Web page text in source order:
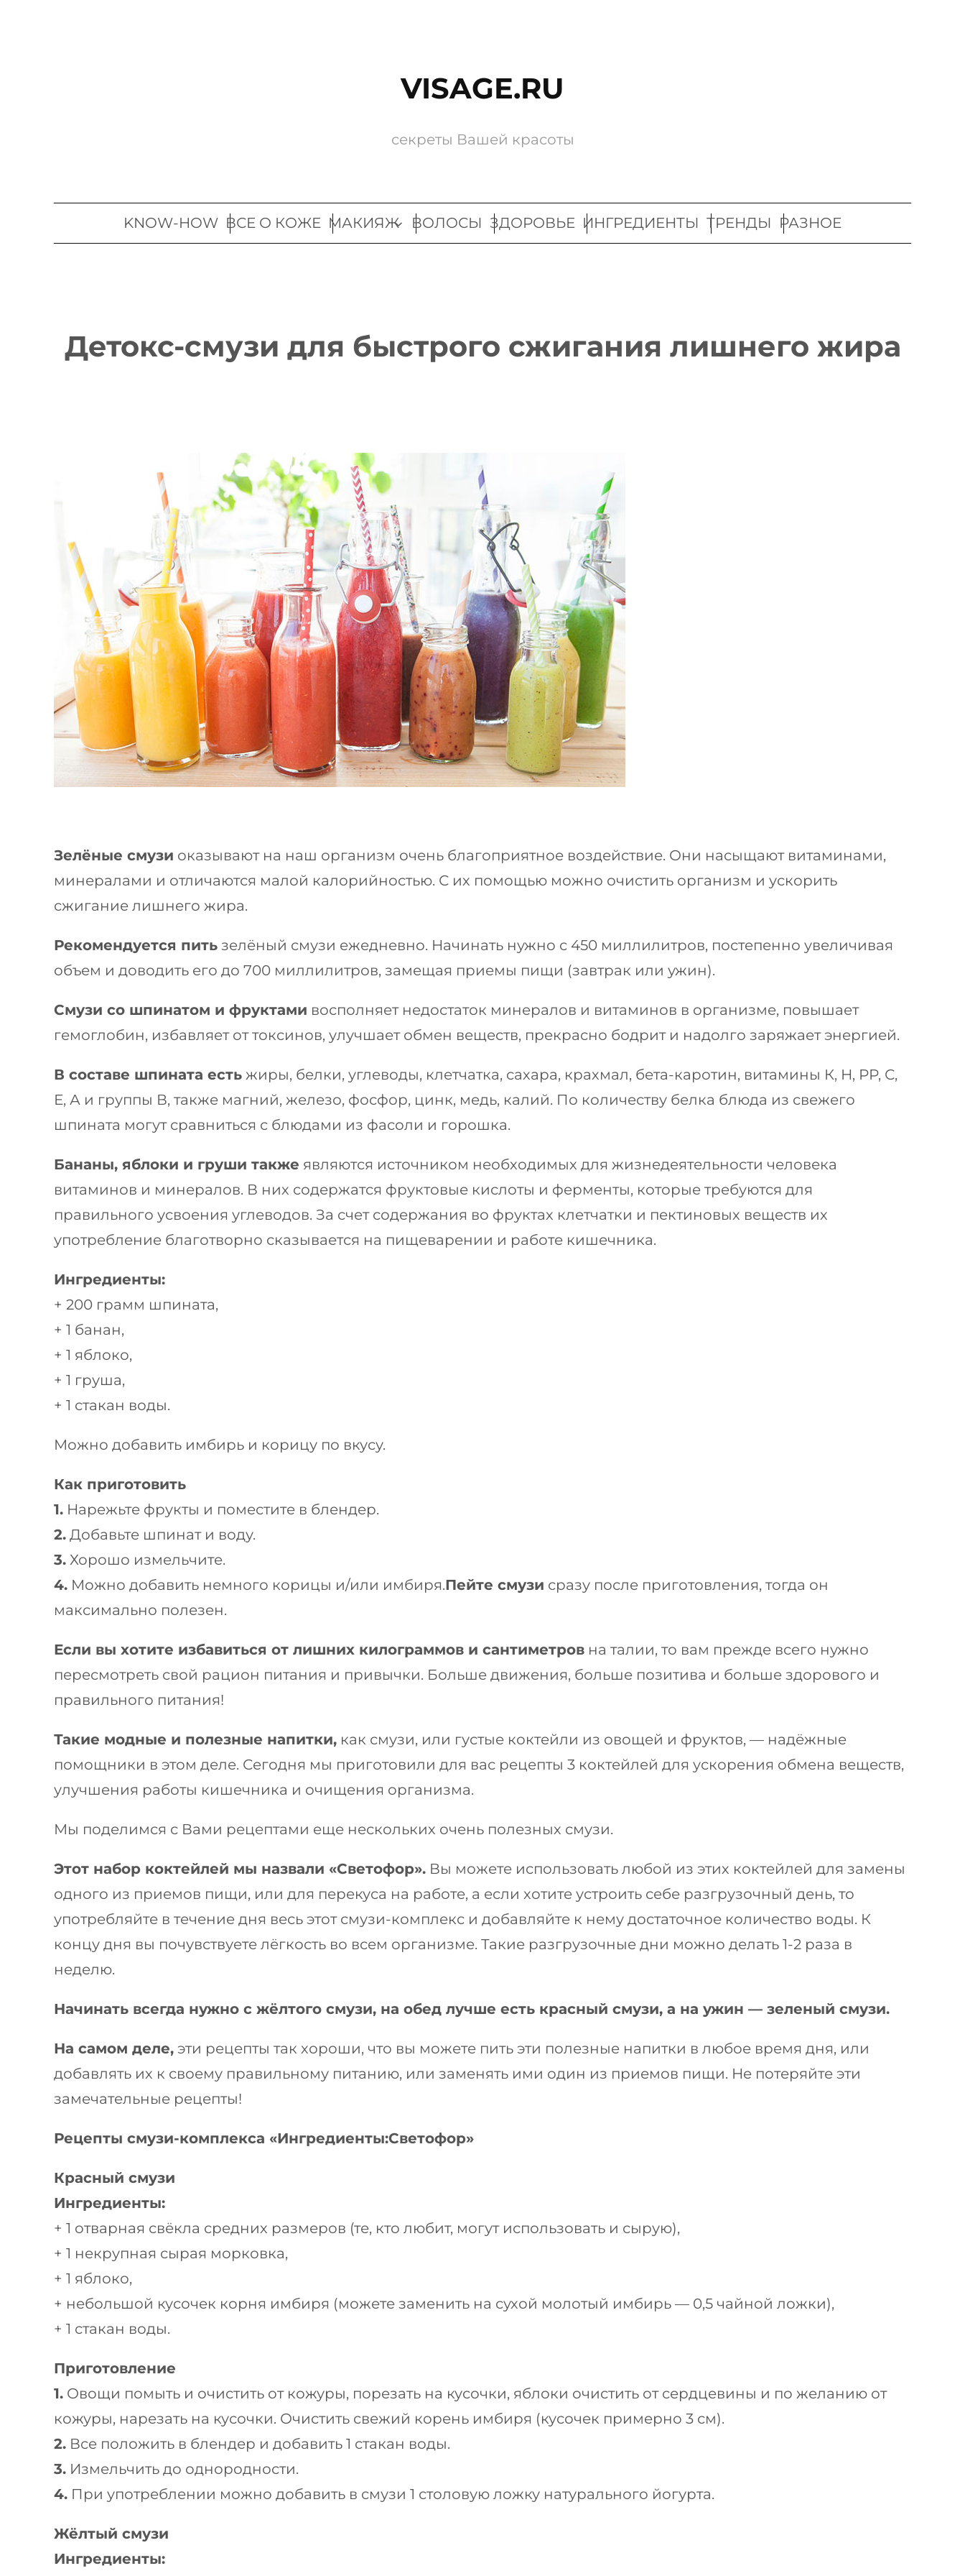
VISAGE.RU
секреты Вашей красоты
KNOW-HOW ВСЕ О КОЖЕ МАКИЯЖ ВОЛОСЫ ЗДОРОВЬЕ ИНГРЕДИЕНТЫ ТРЕНДЫ РАЗНОЕ
Детокс-смузи для быстрого сжигания лишнего жира
Зелёные смузи оказывают на наш организм очень благоприятное воздействие. Они насыщают витаминами,
минералами и отличаются малой калорийностью. С их помощью можно очистить организм и ускорить
сжигание лишнего жира.
Рекомендуется пить зелёный смузи ежедневно. Начинать нужно с 450 миллилитров, постепенно увеличивая
объем и доводить его до 700 миллилитров, замещая приемы пищи (завтрак или ужин).
Смузи со шпинатом и фруктами восполняет недостаток минералов и витаминов в организме, повышает
гемоглобин, избавляет от токсинов, улучшает обмен веществ, прекрасно бодрит и надолго заряжает энергией.
В составе шпината есть жиры, белки, углеводы, клетчатка, сахара, крахмал, бета-каротин, витамины К, Н, РР, С,
Е, А и группы В, также магний, железо, фосфор, цинк, медь, калий. По количеству белка блюда из свежего
шпината могут сравниться с блюдами из фасоли и горошка.
Бананы, яблоки и груши также являются источником необходимых для жизнедеятельности человека
витаминов и минералов. В них содержатся фруктовые кислоты и ферменты, которые требуются для
правильного усвоения углеводов. За счет содержания во фруктах клетчатки и пектиновых веществ их
употребление благотворно сказывается на пищеварении и работе кишечника.
Ингредиенты:
+ 200 грамм шпината,
+ 1 банан,
+ 1 яблоко,
+ 1 груша,
+ 1 стакан воды.
Можно добавить имбирь и корицу по вкусу.
Как приготовить
1. Нарежьте фрукты и поместите в блендер.
2. Добавьте шпинат и воду.
3. Хорошо измельчите.
4. Можно добавить немного корицы и/или имбиря.Пейте смузи сразу после приготовления, тогда он
максимально полезен.
Если вы хотите избавиться от лишних килограммов и сантиметров на талии, то вам прежде всего нужно
пересмотреть свой рацион питания и привычки. Больше движения, больше позитива и больше здорового и
правильного питания!
Такие модные и полезные напитки, как смузи, или густые коктейли из овощей и фруктов, — надёжные
помощники в этом деле. Сегодня мы приготовили для вас рецепты 3 коктейлей для ускорения обмена веществ,
улучшения работы кишечника и очищения организма.
Мы поделимся с Вами рецептами еще нескольких очень полезных смузи.
Этот набор коктейлей мы назвали «Светофор». Вы можете использовать любой из этих коктейлей для замены
одного из приемов пищи, или для перекуса на работе, а если хотите устроить себе разгрузочный день, то
употребляйте в течение дня весь этот смузи-комплекс и добавляйте к нему достаточное количество воды. К
концу дня вы почувствуете лёгкость во всем организме. Такие разгрузочные дни можно делать 1-2 раза в
неделю.
Начинать всегда нужно с жёлтого смузи, на обед лучше есть красный смузи, а на ужин — зеленый смузи.
На самом деле, эти рецепты так хороши, что вы можете пить эти полезные напитки в любое время дня, или
добавлять их к своему правильному питанию, или заменять ими один из приемов пищи. Не потеряйте эти
замечательные рецепты!
Рецепты смузи-комплекса «Ингредиенты:Светофор»
Красный смузи
Ингредиенты:
+ 1 отварная свёкла средних размеров (те, кто любит, могут использовать и сырую),
+ 1 некрупная сырая морковка,
+ 1 яблоко,
+ небольшой кусочек корня имбиря (можете заменить на сухой молотый имбирь — 0,5 чайной ложки),
+ 1 стакан воды.
Приготовление
1. Овощи помыть и очистить от кожуры, порезать на кусочки, яблоки очистить от сердцевины и по желанию от
кожуры, нарезать на кусочки. Очистить свежий корень имбиря (кусочек примерно 3 см).
2. Все положить в блендер и добавить 1 стакан воды.
3. Измельчить до однородности.
4. При употреблении можно добавить в смузи 1 столовую ложку натурального йогурта.
Жёлтый смузи
Ингредиенты: